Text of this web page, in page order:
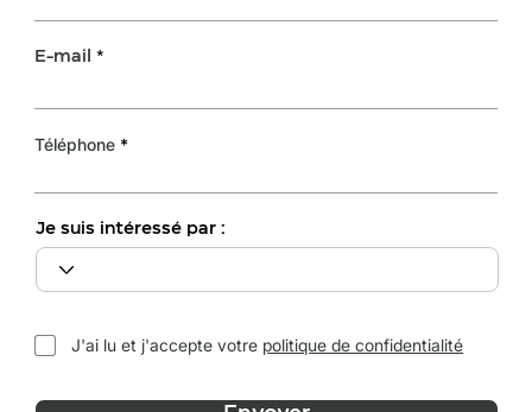
E-mail
Téléphone
Je suis intéressé par :
J'ai lu et j'accepte votre politique de confidentialité